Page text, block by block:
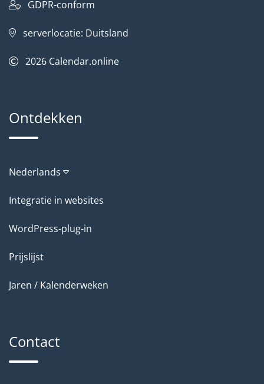
GDPR-conform
serverlocatie: Duitsland
2026 Calendar.online
Ontdekken
Nederlands
Integratie in websites
WordPress-plug-in
Prijslijst
Jaren / Kalenderweken
Contact